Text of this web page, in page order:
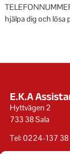
hjälpa dig och lösa
E.K.A
Hyttvägen 2
733 38 Sala
Tel: 0224-137 38